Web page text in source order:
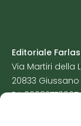
Editoriale
Via Martiri della
20833 Giussano
P.I. 06982770965